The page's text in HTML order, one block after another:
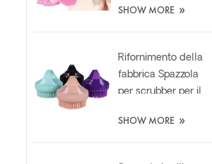
Scrubber Pad
SHOW MORE »
Rifornimento della
fabbrica Spazzola
per scrubber per il
bagno in luffa
SHOW MORE »